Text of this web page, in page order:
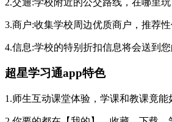
3.商户:收集学校周边优质商户，推荐性
4.信息:学校的特别折扣信息将会送到您
超星学习通app特色
1.师生互动课堂体验，学课和教课竟能